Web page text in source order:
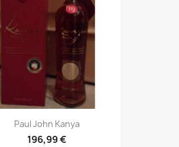
Paul John Kanya
196,99 €